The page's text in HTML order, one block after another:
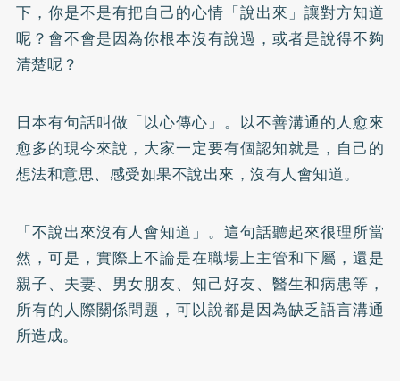
下，你是不是有把自己的心情「說出來」讓對方知道
呢？會不會是因為你根本沒有說過，或者是說得不夠
清楚呢？
日本有句話叫做「以心傳心」。以不善溝通的人愈來
愈多的現今來說，大家一定要有個認知就是，自己的
想法和意思、感受如果不說出來，沒有人會知道。
「不說出來沒有人會知道」。這句話聽起來很理所當
然，可是，實際上不論是在職場上主管和下屬，還是
親子、夫妻、男女朋友、知己好友、醫生和病患等，
所有的人際關係問題，可以說都是因為缺乏語言溝通
所造成。